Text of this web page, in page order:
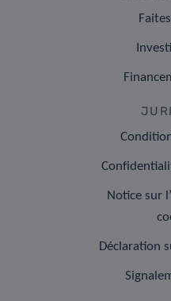
Notice sur
Déclaration